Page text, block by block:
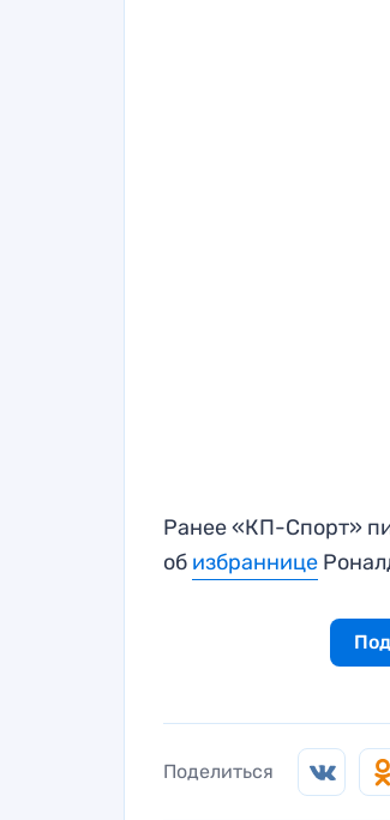
Ранее «КП-Спорт»
об избраннице
Поделиться